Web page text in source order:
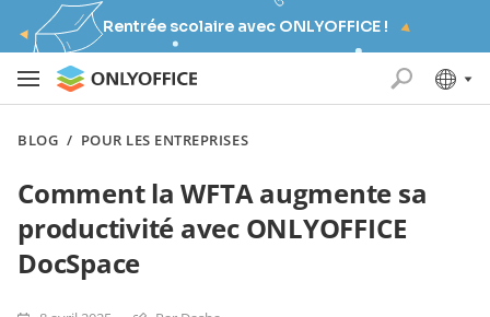
Rentrée scolaire avec ONLYOFFICE !
BLOG / POUR LES ENTREPRISES
Comment la WFTA augmente sa
productivité avec ONLYOFFICE
DocSpace